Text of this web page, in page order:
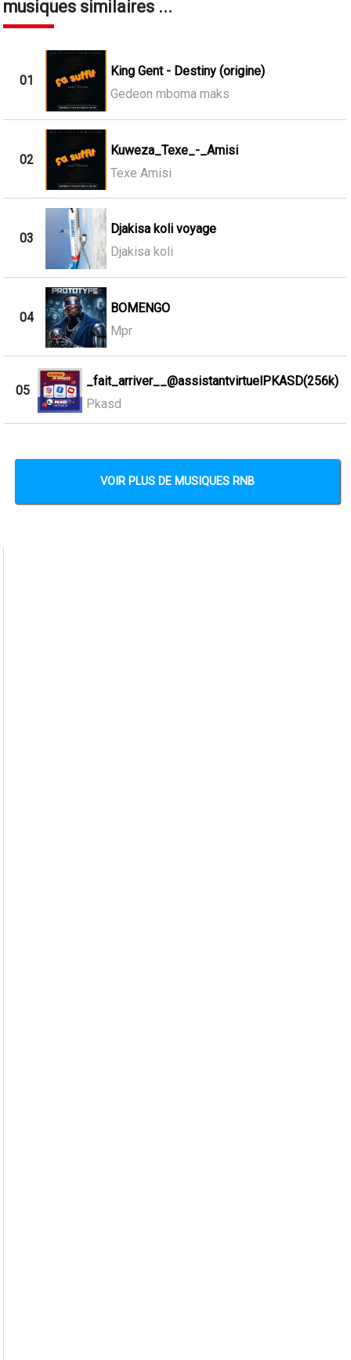
musiques similaires ...
01
King Gent - Destiny (origine)
Gedeon mboma maks
02
Kuweza_Texe_-_Amisi
Texe Amisi
03
Djakisa koli voyage
Djakisa koli
04
BOMENGO
Mpr
05
_fait_arriver__@assistantvirtuelPKASD(256k)
Pkasd
VOIR PLUS DE MUSIQUES RNB